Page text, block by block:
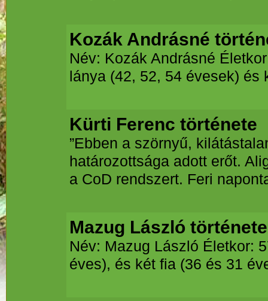
Kozák Andrásné
Név: Kozák Andrásné
lánya (42, 52, 54 évesek)
Kürti Ferenc története
”Ebben a szörnyű,
határozottsága adott erőt.
a CoD rendszert. Feri
Mazug László története
Név: Mazug László Életkor:
éves), és két fia (36 és 31